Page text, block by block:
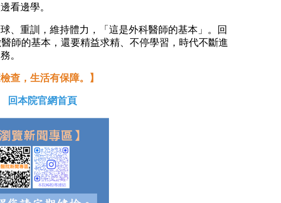
看邊學。
、重訓，維持體力，「這是外科醫師的基本」。回
師的基本，還要精益求精、不停學習，時代不斷進
。
查，生活有保障。】
回本院官網首頁